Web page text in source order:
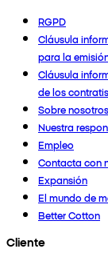
RGPD
Cláusula
para la
Cláusula
de los
Sobre nosotros
Nuestra
Empleo
Contacta con
Expansión
El mundo de
Better Cotton
Cliente